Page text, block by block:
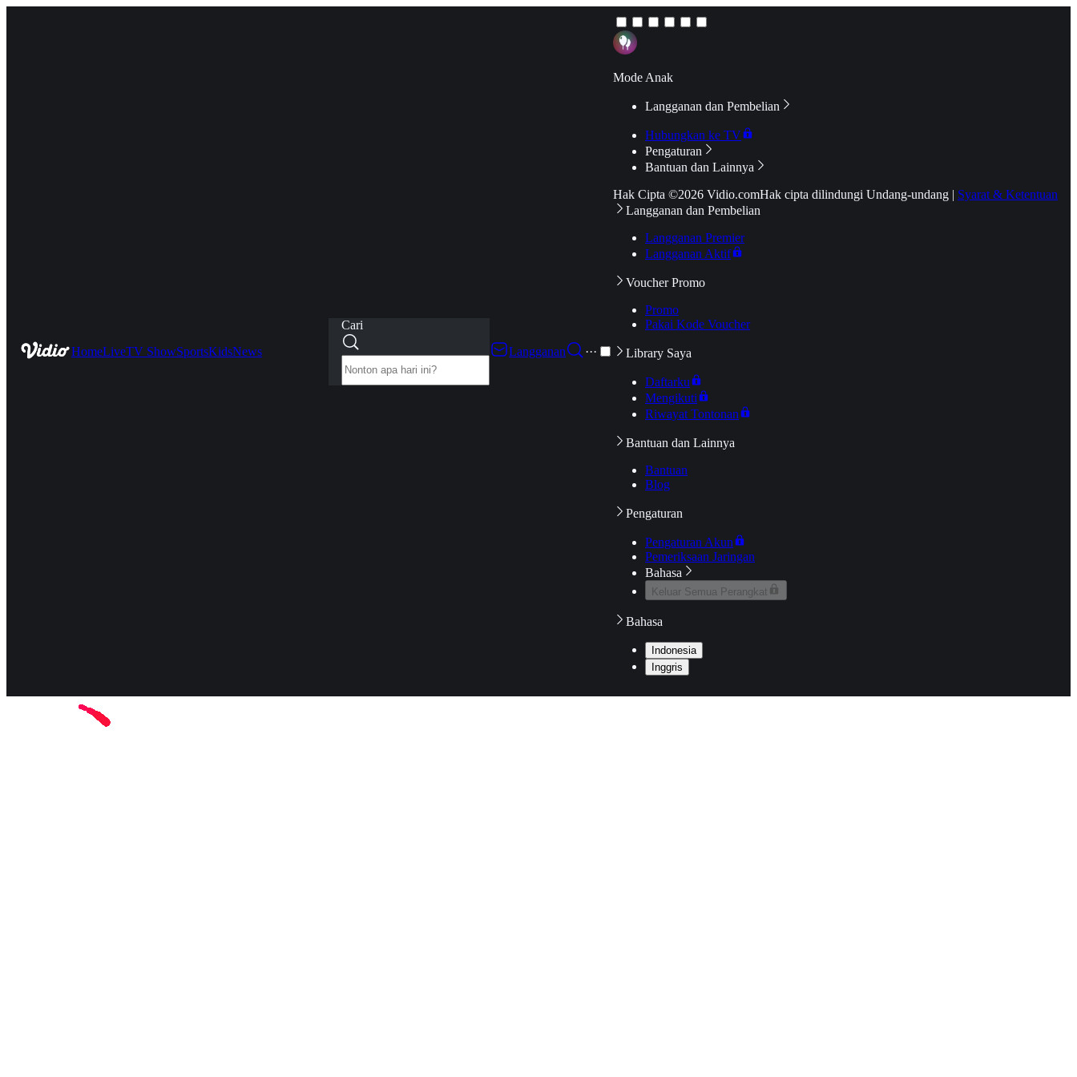
HomeLiveTV ShowSportsKidsNews
Cari
Langganan
···
Mode Anak
Langganan dan Pembelian
Hubungkan ke TV
Pengaturan
Bantuan dan Lainnya
Hak Cipta ©2026 Vidio.comHak cipta dilindungi Undang-undang | Syarat & Ketentuan
Langganan dan Pembelian
Langganan Premier
Langganan Aktif
Voucher Promo
Promo
Pakai Kode Voucher
Library Saya
Daftarku
Mengikuti
Riwayat Tontonan
Bantuan dan Lainnya
Bantuan
Blog
Pengaturan
Pengaturan Akun
Pemeriksaan Jaringan
Bahasa
Keluar Semua Perangkat
Bahasa
Indonesia
Inggris